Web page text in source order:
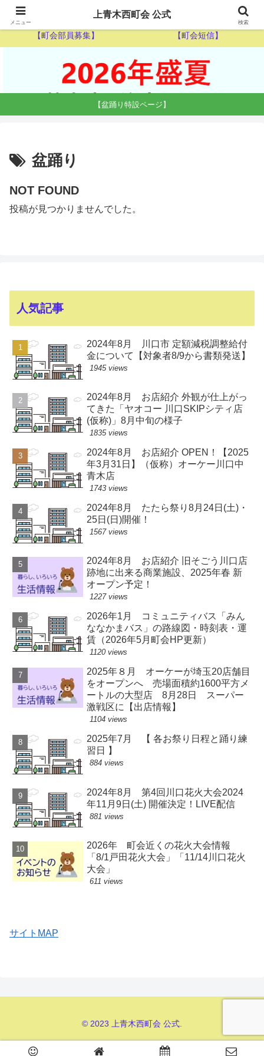
【ゴミ収集カレンダー】 【休日当番医】
【町会部員募集】 【町会短信】
【盆踊り特設ページ】
盆踊り
NOT FOUND
投稿が見つかりませんでした。
人気記事
2024年8月 川口市 定額減税調整給付
金について【対象者8/9から書類発送】
1945 views
2024年8月 お店紹介 外観が仕上がっ
てきた「ヤオコー 川口SKIPシティ店
(仮称)」8月中旬の様子
1835 views
2024年8月 お店紹介 OPEN！【2025
年3月31日】（仮称）オーケー川口中
青木店
1743 views
2024年8月 たたら祭り8月24日(土)・
25日(日)開催！
1567 views
2024年8月 お店紹介 旧そごう川口店
跡地に出来る商業施設、2025年春 新
オープン予定！
1227 views
2026年1月 コミュニティバス「みん
ななかまバス」の路線図・時刻表・運
賃（2026年5月町会HP更新）
1120 views
2025年８月 オーケーが埼玉20店舗目
をオープンへ 売場面積約1600平方メ
ートルの大型店 8月28日 スーパー
激戦区に【出店情報】
1104 views
2025年7月 【 各お祭り日程と踊り練
習日 】
884 views
2024年8月 第4回川口花火大会2024
年11月9日(土) 開催決定！LIVE配信
881 views
2026年 町会近くの花火大会情報
「8/1戸田花火大会」「11/14川口花火
大会」
611 views
サイトMAP
© 2023 上青木西町会 公式.
メニュー
上青木西町会 公式
検索